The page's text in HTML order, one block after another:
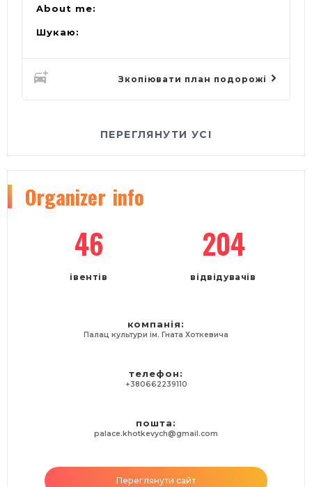
About me:
Шукаю:
Зкопіювати план подорожі
ПЕРЕГЛЯНУТИ УСІ
Organizer info
46
івентів
204
відвідувачів
компанія:
Палац культури ім. Гната Хоткевича
телефон:
+380662239110
пошта:
palace.khotkevych@gmail.com
Переглянути сайт